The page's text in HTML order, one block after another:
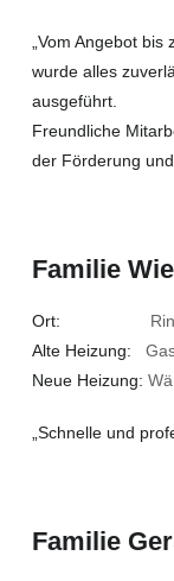
„Vom Angebot
wurde alles
ausgeführt.
Freundliche
der Förderung
Familie
Ort:
Alte Heizung:
Neue Heizung:
„Schnelle und
Familie